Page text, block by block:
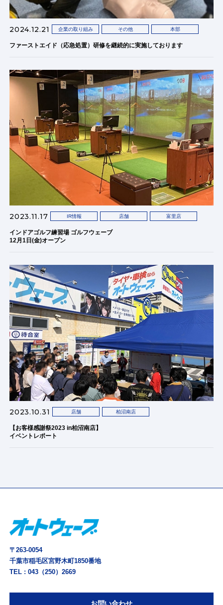
2024.12.21 企業の取り組み その他 本部
ファーストエイド（応急処置）研修を継続的に実施しております
2023.11.17 IR情報 店舗 富里店
インドアゴルフ練習場 ゴルフウェーブ
12月1日(金)オープン
2023.10.31 店舗 柏沼南店
【お客様感謝祭2023 in柏沼南店】
イベントレポート
〒263-0054
千葉市稲毛区宮野木町1850番地
TEL :043（250）2669